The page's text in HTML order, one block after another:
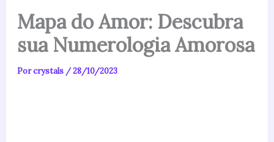
Mapa do Amor: Descubra
sua Numerologia Amorosa
Porcrystals /28/10/2023